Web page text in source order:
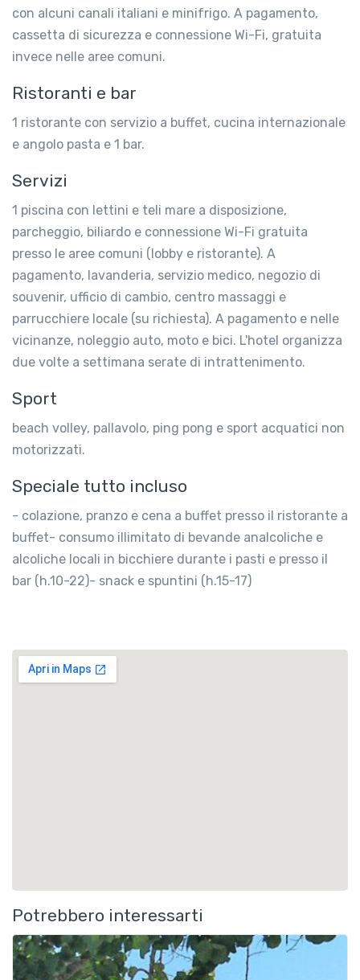
con alcuni canali italiani e minifrigo. A pagamento,
cassetta di sicurezza e connessione Wi-Fi, gratuita
invece nelle aree comuni.
Ristoranti e bar
1 ristorante con servizio a buffet, cucina internazionale
e angolo pasta e 1 bar.
Servizi
1 piscina con lettini e teli mare a disposizione,
parcheggio, biliardo e connessione Wi-Fi gratuita
presso le aree comuni (lobby e ristorante). A
pagamento, lavanderia, servizio medico, negozio di
souvenir, ufficio di cambio, centro massaggi e
parrucchiere locale (su richiesta). A pagamento e nelle
vicinanze, noleggio auto, moto e bici. L'hotel organizza
due volte a settimana serate di intrattenimento.
Sport
beach volley, pallavolo, ping pong e sport acquatici non
motorizzati.
Speciale tutto incluso
- colazione, pranzo e cena a buffet presso il ristorante a
buffet- consumo illimitato di bevande analcoliche e
alcoliche locali in bicchiere durante i pasti e presso il
bar (h.10-22)- snack e spuntini (h.15-17)
Potrebbero interessarti